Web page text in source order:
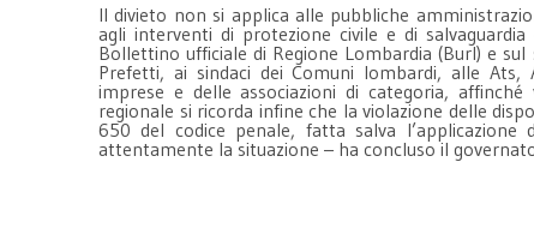
Il divieto non si applica alle pubbliche
agli interventi di protezione civile e di
Bollettino ufficiale di Regione Lombardia (Burl) e
Prefetti, ai sindaci dei Comuni lombardi, alle Ats,
imprese e delle associazioni di categoria,
regionale si ricorda infine che la violazione delle
650 del codice penale, fatta salva
attentamente la situazione – ha concluso il